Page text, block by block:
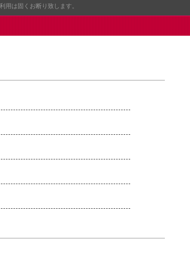
用は固くお断り致します。